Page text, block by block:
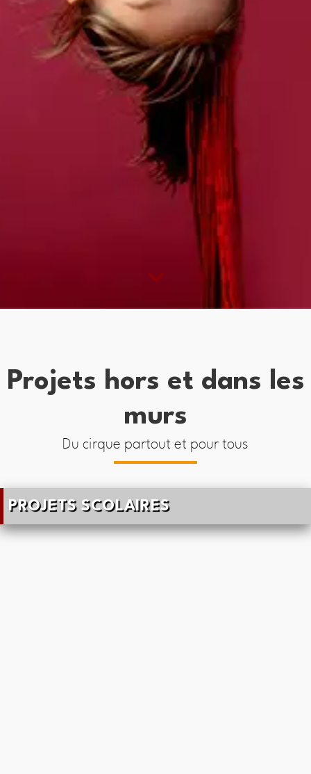
Projets hors et dans les
murs
Du cirque partout et pour tous
PROJETS SCOLAIRES